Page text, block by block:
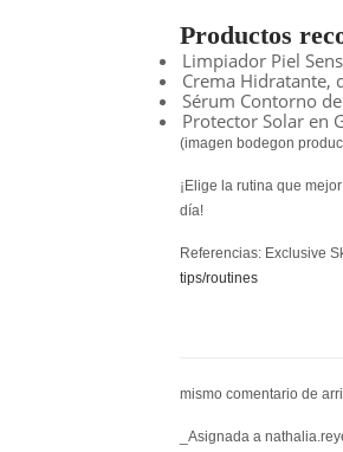
Productos
Limpiador Piel
Crema Hidratante,
Sérum Contorno
Protector Solar en
(imagen bodegon
¡Elige la rutina que
día!
Referencias: Exclusive
tips/routines
mismo comentario de
_Asignada a